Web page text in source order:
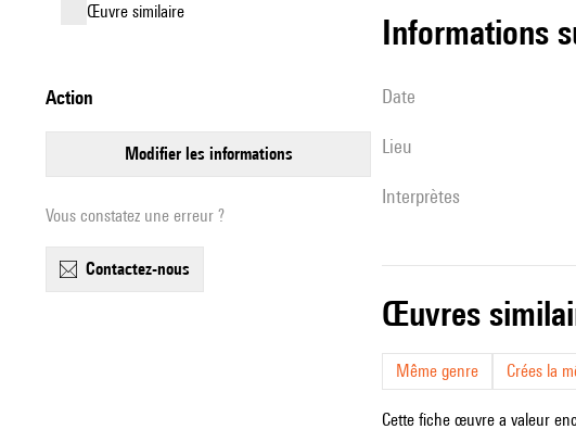
œuvre similaire
action
modifier les informations
Vous constatez une erreur ?
contactez-nous
informations
date
lieu
interprètes
œuvres
Même genre Crées la
Cette fiche œuvre a valeur